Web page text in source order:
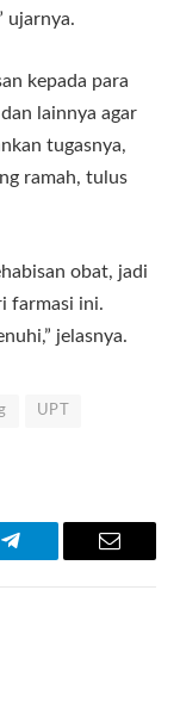
ujarnya.
kepada para
lainnya agar
tugasnya,
ramah, tulus
obat, jadi
farmasi ini.
jelasnya.
UPT
Telegram Email